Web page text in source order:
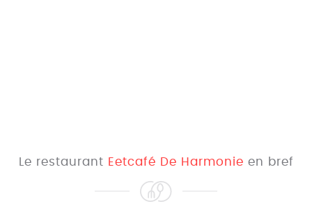
Le restaurant Eetcafé De Harmonie en bref